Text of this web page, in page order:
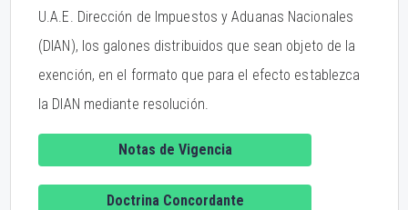
U.A.E. Dirección de Impuestos y Aduanas Nacionales
(DIAN), los galones distribuidos que sean objeto de la
exención, en el formato que para el efecto establezca
la DIAN mediante resolución.
Notas de Vigencia
Doctrina Concordante